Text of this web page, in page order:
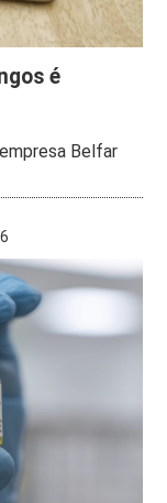
é
Belfar